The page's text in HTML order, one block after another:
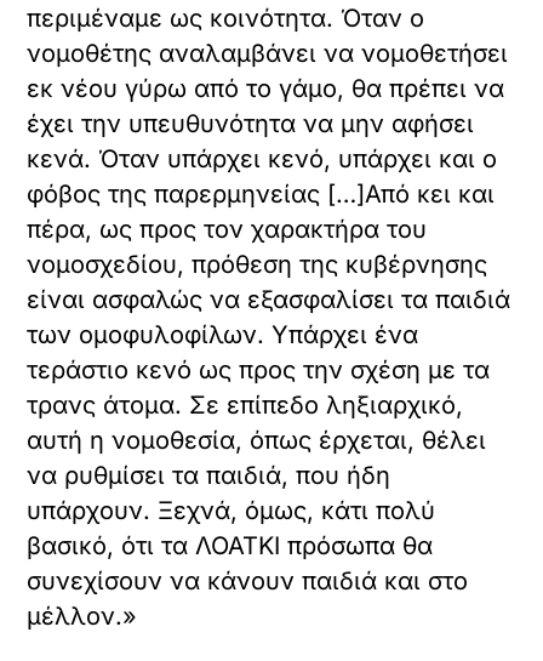
περιμέναμε ως κοινότητα. Όταν ο
νομοθέτης αναλαμβάνει να νομοθετήσει
εκ νέου γύρω από το γάμο, θα πρέπει να
έχει την υπευθυνότητα να μην αφήσει
κενά. Όταν υπάρχει κενό, υπάρχει και ο
φόβος της παρερμηνείας […]Από κει και
πέρα, ως προς τον χαρακτήρα του
νομοσχεδίου, πρόθεση της κυβέρνησης
είναι ασφαλώς να εξασφαλίσει τα παιδιά
των ομοφυλοφίλων. Υπάρχει ένα
τεράστιο κενό ως προς την σχέση με τα
τρανς άτομα. Σε επίπεδο ληξιαρχικό,
αυτή η νομοθεσία, όπως έρχεται, θέλει
να ρυθμίσει τα παιδιά, που ήδη
υπάρχουν. Ξεχνά, όμως, κάτι πολύ
βασικό, ότι τα ΛΟΑΤΚΙ πρόσωπα θα
συνεχίσουν να κάνουν παιδιά και στο
μέλλον.»